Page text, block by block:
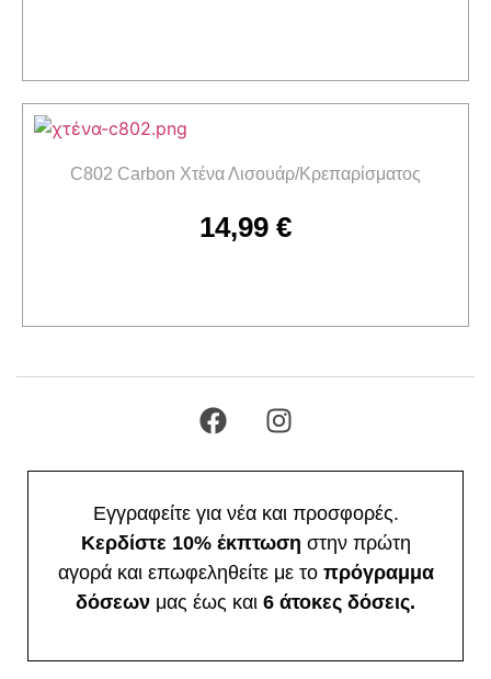
C802 Carbon Χτένα Λισουάρ/Κρεπαρίσματος
14,99 €
Εγγραφείτε για νέα και προσφορές.
Κερδίστε 10% έκπτωση στην πρώτη
αγορά και επωφεληθείτε με το πρόγραμμα
δόσεων μας έως και 6 άτοκες δόσεις.